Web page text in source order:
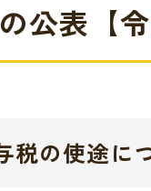
公表【
税の使途に